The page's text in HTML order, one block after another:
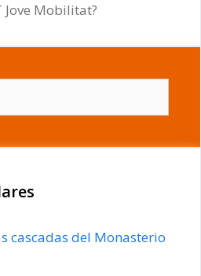
Jove Mobilitat?
cascadas del Monasterio